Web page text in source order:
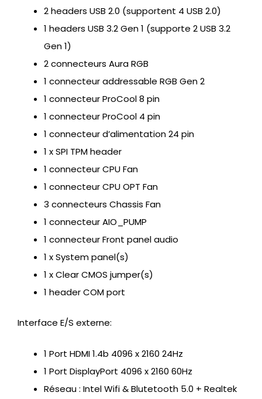
2 headers USB 2.0 (supportent 4 USB 2.0)
1 headers USB 3.2 Gen 1 (supporte 2 USB 3.2
Gen 1)
2 connecteurs Aura RGB
1 connecteur addressable RGB Gen 2
1 connecteur ProCool 8 pin
1 connecteur ProCool 4 pin
1 connecteur d’alimentation 24 pin
1 x SPI TPM header
1 connecteur CPU Fan
1 connecteur CPU OPT Fan
3 connecteurs Chassis Fan
1 connecteur AIO_PUMP
1 connecteur Front panel audio
1 x System panel(s)
1 x Clear CMOS jumper(s)
1 header COM port
Interface E/S externe:
1 Port HDMI 1.4b 4096 x 2160 24Hz
1 Port DisplayPort 4096 x 2160 60Hz
Réseau : Intel Wifi & Blutetooth 5.0 + Realtek